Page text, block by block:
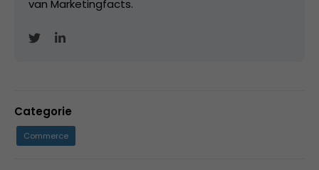
van Marketingfacts.
Categorie
Commerce